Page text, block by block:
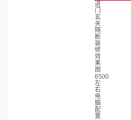
进
门
玄
关
隔
断
装
修
效
果
图
6500
左
右
电
脑
配
置